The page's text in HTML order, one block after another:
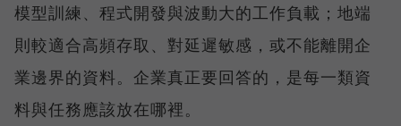
模型訓練、程式開發與波動大的工作負載；地端
則較適合高頻存取、對延遲敏感，或不能離開企
業邊界的資料。企業真正要回答的，是每一類資
料與任務應該放在哪裡。